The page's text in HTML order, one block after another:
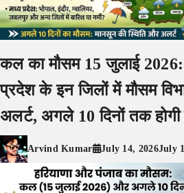
कल का मौसम 15 जुलाई
प्रदेश के इन जिलों में मौसम
अलर्ट, अगले 10 दिनों तक होगी
Arvind Kumar July 14, 2026July